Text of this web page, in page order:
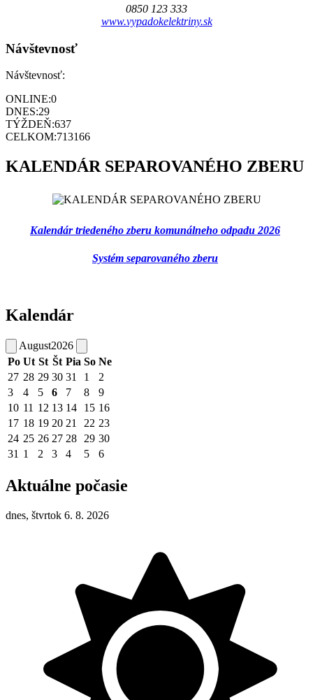
0850 123 333
www.vypadokelektriny.sk
Návštevnosť
Návštevnosť:
ONLINE:0
DNES:29
TÝŽDEŇ:637
CELKOM:713166
KALENDÁR SEPAROVANÉHO ZBERU
Kalendár triedeného zberu komunálneho odpadu 2026
Systém separovaného zberu
Kalendár
August2026
Po Ut St Št Pia So Ne
27 28 29 30 31 1
2
3
4 5 6 7 8
9
10 11 12 13 14 15 16
17 18 19 20 21 22 23
24 25 26 27 28 29 30
31 1 2 3 4 5 6
Aktuálne počasie
dnes, štvrtok 6. 8. 2026